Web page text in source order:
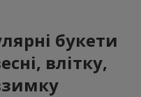
букети
влітку,